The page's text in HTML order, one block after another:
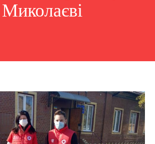
Миколаєві